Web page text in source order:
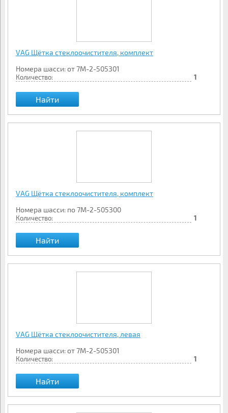
VAG Щётка стеклоочистителя, комплект
Номера шасси: от 7M-2-505301
Количество: 1
Найти
VAG Щётка стеклоочистителя, комплект
Номера шасси: по 7M-2-505300
Количество: 1
Найти
VAG Щётка стеклоочистителя, левая
Номера шасси: от 7M-2-505301
Количество: 1
Найти